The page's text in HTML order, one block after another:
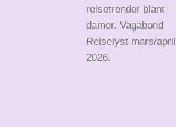
reisetrender blant
damer. Vagabond
Reiselyst mars/april
2026.